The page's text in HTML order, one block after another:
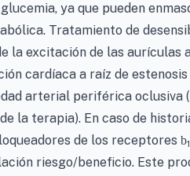
ya que pueden
Tratamiento de
la excitación de las aurículas
cardíaca a raíz de
arterial periférica oclusiva
la terapia). En caso de
de los receptores b1
riesgo/beneficio. Este